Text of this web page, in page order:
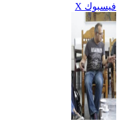
Xلينكدإن
بينتيريست
ماسنجر
ماسنجر
واتساب
تيلقرام
مشاركة
عبر
البريد
طباعة